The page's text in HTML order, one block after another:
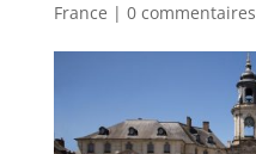
France | 0 commentaires